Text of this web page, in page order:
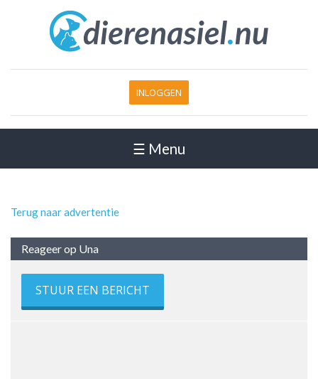
INLOGGEN
☰ Menu
Terug naar advertentie
Reageer op Una
STUUR EEN BERICHT